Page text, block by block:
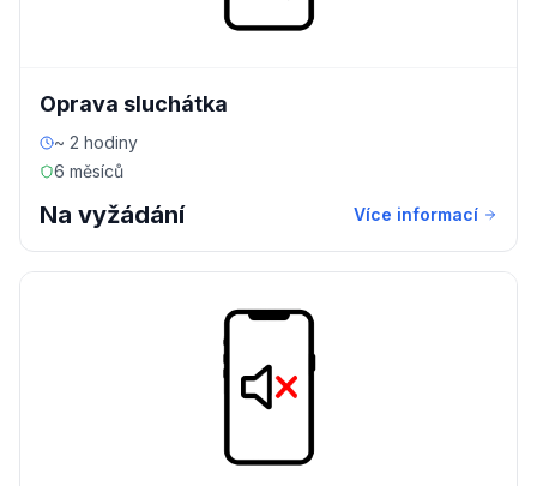
Oprava sluchátka
~ 2 hodiny
6 měsíců
Na vyžádání Více informací